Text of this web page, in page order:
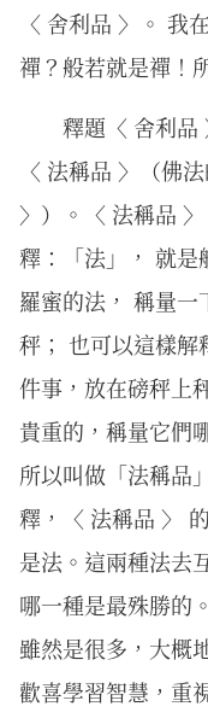
〈 舍利品 〉。 我
禪？般若就是禪！
釋題〈 舍利品
〈 法稱品 〉（佛
〉）。〈 法稱品
釋：「法」， 就是
羅蜜的法， 稱量
秤； 也可以這樣解
件事，放在磅秤上
貴重的，稱量它們
所以叫做「法稱品
釋，〈 法稱品 〉
是法。這兩種法去
哪一種是最殊勝的
雖然是很多，大概
歡喜學習智慧，重